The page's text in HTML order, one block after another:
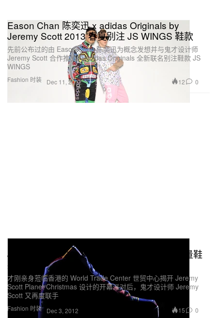
Fashion 时装
Eason Chan 陈奕迅 x adidas Originals by
Jeremy Scott 2013 春夏别注 JS WINGS 鞋款
先前公布过的由 Eason Chan 陈奕迅为概念发想并与鬼才设计师
Jeremy Scott 合作推出的 adidas Originals 全新联名别注鞋款 JS
WINGS
Dec 11, 2012 12 0
Fashion 时装
Eason Chan 陈奕迅 x adidas Originals by
Jeremy Scott 2013 春夏别注 JS WINGS 限量鞋
款预览
才刚亲身蒞临香港的 World Trade Center 世贸中心揭开 Jeremy
Scott Planet Christmas 设计的开幕派对后，鬼才设计师 Jeremy
Scott 又再度联手
Dec 3, 2012 15 0